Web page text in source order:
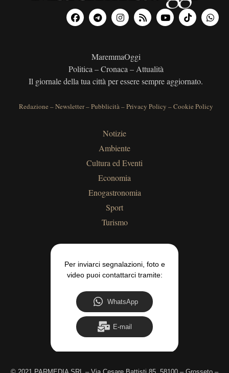
MaremmaOggi
Politica – Cronaca – Attualità
Il giornale della tua città per essere sempre aggiornato.
Redazione –Newsletter–Pubblicità–Privacy Policy –Cookie Policy
Notizie
Ambiente
Cultura ed Eventi
Economia
Enogastronomia
Sport
Turismo
Per inviarci segnalazioni, foto e
video puoi contattarci tramite:
WhatsApp
E-mail